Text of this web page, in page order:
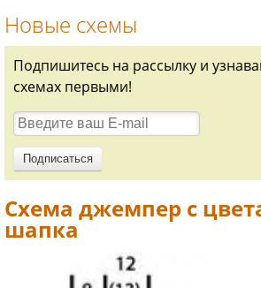
Новые схемы
Подпишитесь на рассылку и
схемах первыми!
Схема джемпер с
шапка